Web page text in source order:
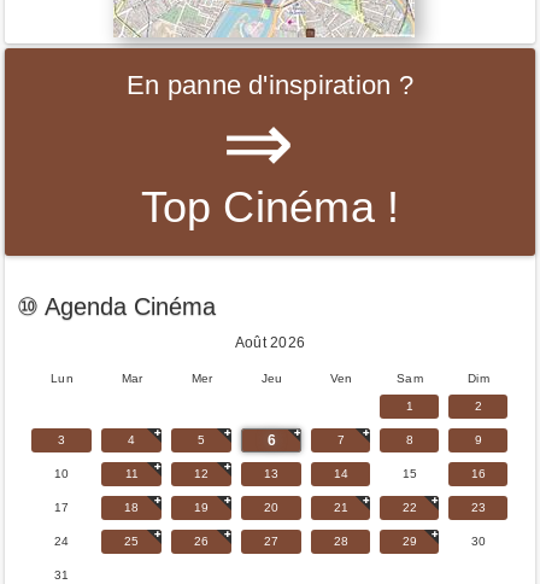
En panne d'inspiration ?
⇒
Top Cinéma !
⑩ Agenda Cinéma
Août 2026
Lun Mar Mer Jeu Ven Sam Dim
1 2
3 4 5 6 7 8 9
10 11 12 13 14 15 16
17 18 19 20 21 22 23
24 25 26 27 28 29 30
31